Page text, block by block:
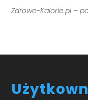
Zdrowe-Kalorie.pl –